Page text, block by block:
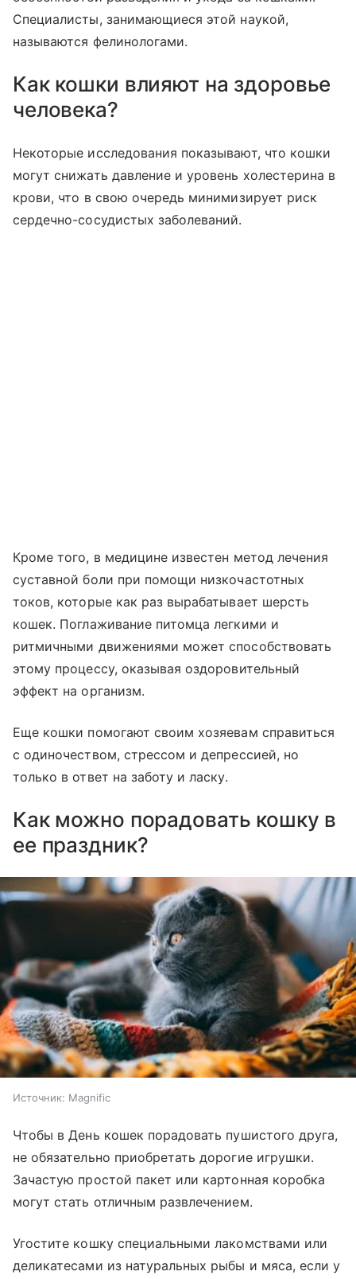
Специалисты, занимающиеся этой наукой,
называются фелинологами.
Как кошки влияют на здоровье
человека?
Некоторые исследования показывают, что кошки
могут снижать давление и уровень холестерина в
крови, что в свою очередь минимизирует риск
сердечно-сосудистых заболеваний.
Кроме того, в медицине известен метод лечения
суставной боли при помощи низкочастотных
токов, которые как раз вырабатывает шерсть
кошек. Поглаживание питомца легкими и
ритмичными движениями может способствовать
этому процессу, оказывая оздоровительный
эффект на организм.
Еще кошки помогают своим хозяевам справиться
с одиночеством, стрессом и депрессией, но
только в ответ на заботу и ласку.
Как можно порадовать кошку в
ее праздник?
Источник: Magnific
Чтобы в День кошек порадовать пушистого друга,
не обязательно приобретать дорогие игрушки.
Зачастую простой пакет или картонная коробка
могут стать отличным развлечением.
Угостите кошку специальными лакомствами или
деликатесами из натуральных рыбы и мяса, если у